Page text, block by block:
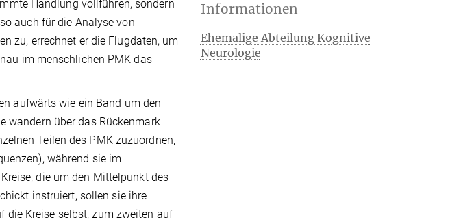
Handlung vollführen, sondern
auch für die Analyse von
zu, errechnet er die Flugdaten, um
im menschlichen PMK das
aufwärts wie ein Band um den
wandern über das Rückenmark
Teilen des PMK zuzuordnen,
während sie im
die um den Mittelpunkt des
instruiert, sollen sie ihre
die Kreise selbst, zum zweiten auf
Informationen
Ehemalige Abteilung Kognitive
Neurologie